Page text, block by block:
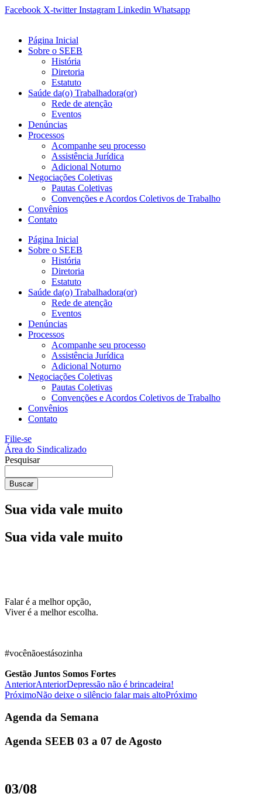
Ir
conteúdo
Facebook X-twitter Instagram Linkedin Whatsapp
Página Inicial
Sobre o SEEB
História
Diretoria
Estatuto
Saúde da(o) Trabalhadora(or)
Rede de atenção
Eventos
Denúncias
Processos
Acompanhe seu processo
Assistência Jurídica
Adicional Noturno
Negociações Coletivas
Pautas Coletivas
Convenções e Acordos Coletivos de Trabalho
Convênios
Contato
Página Inicial
Sobre o SEEB
História
Diretoria
Estatuto
Saúde da(o) Trabalhadora(or)
Rede de atenção
Eventos
Denúncias
Processos
Acompanhe seu processo
Assistência Jurídica
Adicional Noturno
Negociações Coletivas
Pautas Coletivas
Convenções e Acordos Coletivos de Trabalho
Convênios
Contato
Filie-se
Área do Sindicalizado
Pesquisar
Buscar
Sua vida vale muito
Sua vida vale muito
Falar é a melhor opção,
Viver é a melhor escolha.
#vocênãoestásozinha⠀⠀
Gestão Juntos Somos Fortes⠀
AnteriorAnteriorDepressão não é brincadeira!
PróximoNão deixe o silêncio falar mais altoPróximo
Agenda da Semana
Agenda SEEB 03 a 07 de Agosto
03/08